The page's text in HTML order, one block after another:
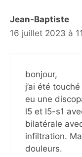
Jean-Baptiste
16 juillet 2023 à
bonjour,
j’ai été
eu une
l5 et l5-s1
bilatérale
infiltration.
douleurs.